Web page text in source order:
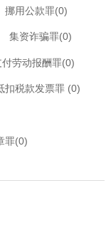
挪用公款罪(0)
集资诈骗罪(0)
劳动报酬罪(0)
扣税款发票罪 (0)
罪(0)